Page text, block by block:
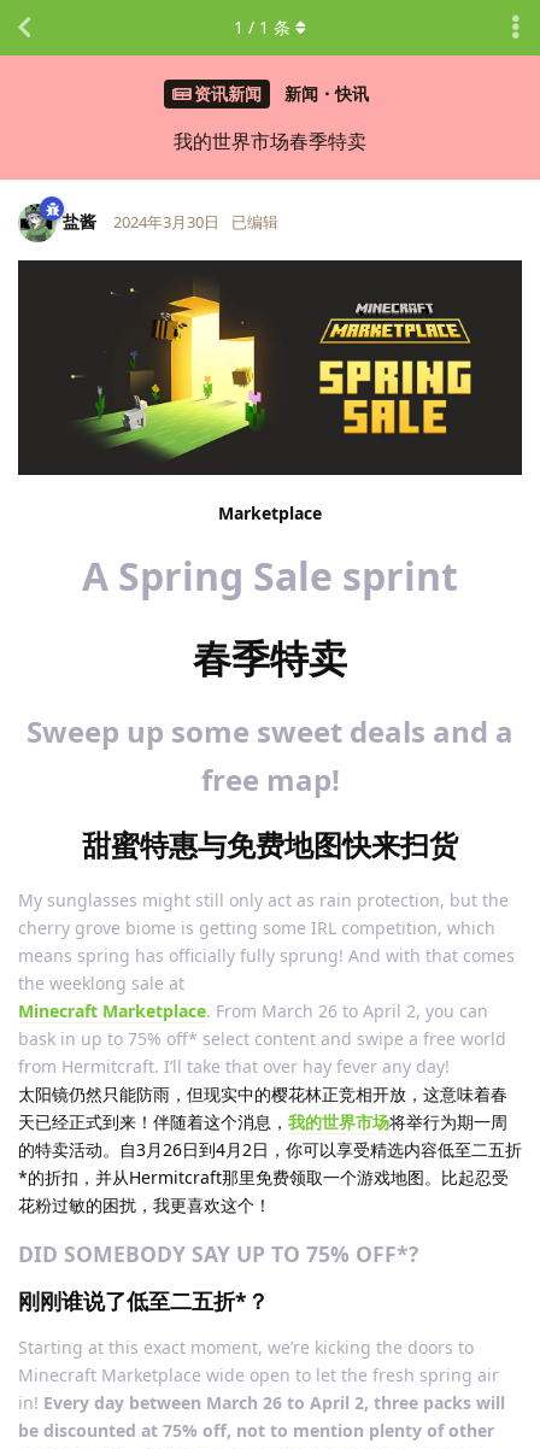
资讯新闻 新闻・快讯
我的世界市场春季特卖
1 / 1 条
盐酱 2024年3月30日 已编辑
Marketplace
A Spring Sale sprint
春季特卖
Sweep up some sweet deals and a
free map!
甜蜜特惠与免费地图快来扫货
My sunglasses might still only act as rain protection, but the
cherry grove biome is getting some IRL competition, which
means spring has officially fully sprung! And with that comes
the weeklong sale at
Minecraft Marketplace. From March 26 to April 2, you can
bask in up to 75% off* select content and swipe a free world
from Hermitcraft. I’ll take that over hay fever any day!
太阳镜仍然只能防雨，但现实中的樱花林正竞相开放，这意味着春
天已经正式到来！伴随着这个消息， 我的世界市场将举行为期一周
的特卖活动。自3月26日到4月2日，你可以享受精选内容低至二五折
*的折扣，并从Hermitcraft那里免费领取一个游戏地图。比起忍受
花粉过敏的困扰，我更喜欢这个！
DID SOMEBODY SAY UP TO 75% OFF*?
刚刚谁说了低至二五折*？
Starting at this exact moment, we’re kicking the doors to
Minecraft Marketplace wide open to let the fresh spring air
in! Every day between March 26 to April 2, three packs will
be discounted at 75% off, not to mention plenty of other